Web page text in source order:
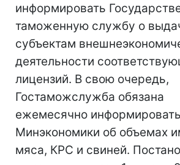
информировать
таможенную службу о
субъектам
деятельности
лицензий. В свою очередь,
Гостаможслужба обязана
ежемесячно информировать
Минэкономики об объемах
мяса, КРС и свиней.